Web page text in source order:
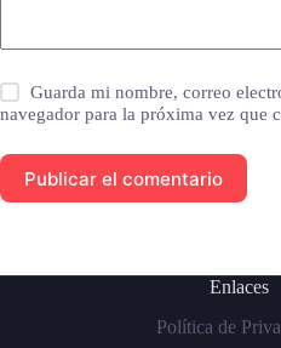
Guarda mi nombre, correo
navegador para la próxima vez que
Publicar el comentario
Enlaces
Política de